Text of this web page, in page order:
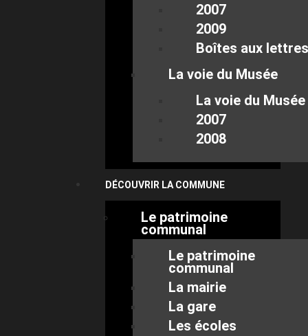
2007
2009
Boîtes aux lettres
La voie du Musée
La voie du Musée
2007
2008
DÉCOUVRIR LA COMMUNE
Le patrimoine
communal
Le patrimoine
communal
La mairie
La gare
Les écoles